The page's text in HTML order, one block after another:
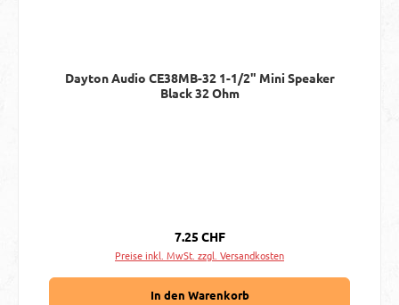
Dayton Audio CE38MB-32 1-1/2" Mini Speaker
Black 32 Ohm
Regulärer Preis:
7.25 CHF
Preise inkl. MwSt. zzgl. Versandkosten
In den Warenkorb